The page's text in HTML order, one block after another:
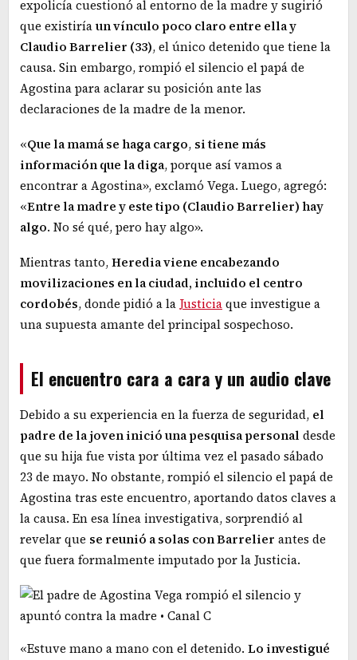
expolicía cuestionó al entorno de la madre y sugirió
que existiríaun vínculo poco claro entre ella y
Claudio Barrelier (33), el único detenido que tiene la
causa. Sin embargo, rompió el silencio el papá de
Agostina para aclarar su posición ante las
declaraciones de la madre de la menor.
«Que la mamá se haga cargo, si tiene más
información que la diga, porque así vamos a
encontrar a Agostina», exclamó Vega. Luego, agregó:
«Entre la madre y este tipo (Claudio Barrelier) hay
algo. No sé qué, pero hay algo».
Mientras tanto,Heredia viene encabezando
movilizaciones en la ciudad, incluido el centro
cordobés, donde pidió a la Justiciaque investigue a
una supuesta amante del principal sospechoso.
El encuentro cara a cara y un audio clave
Debido a su experiencia en la fuerza de seguridad, el
padre de la joven inició una pesquisa personal desde
que su hija fue vista por última vez el pasado sábado
23 de mayo. No obstante, rompió el silencio el papá de
Agostina tras este encuentro, aportando datos claves a
la causa. En esa línea investigativa, sorprendió al
revelar que se reunió a solas con Barrelier antes de
que fuera formalmente imputado por la Justicia.
«Estuve mano a mano con el detenido. Lo investigué